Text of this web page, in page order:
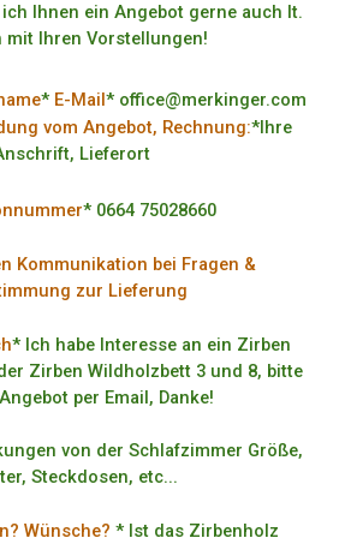
Ihnen ein Angebot gerne auch lt.
mit Ihren Vorstellungen!
* E-Mail* office@merkinger.com
vom Angebot, Rechnung:*Ihre
Lieferort
* 0664 75028660
Kommunikation bei Fragen &
zur Lieferung
* Ich habe Interesse an ein Zirben
Zirben Wildholzbett 3 und 8, bitte
per Email, Danke!
von der Schlafzimmer Größe,
Steckdosen, etc...
Wünsche? * Ist das Zirbenholz